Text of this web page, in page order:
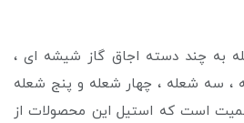
به چند دسته اجاق گاز شیشه ای ،
، سه شعله ، چهار شعله و پنج شعله
است که استیل این محصولات از